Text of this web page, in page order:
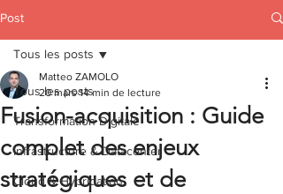
Post
Tous les posts
Transformation Digitale
Infrastructure & Datacenter
Cloud & Hybridation
Tous les posts
Fusion-acquisition : Guide
complet des enjeux
stratégiques et de
Matteo ZAMOLO
20 mars 14 min de lecture